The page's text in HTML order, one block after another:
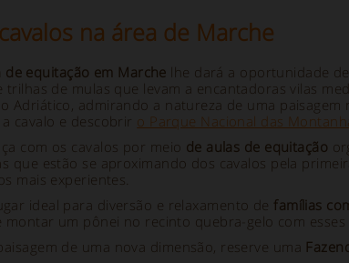
na área de Marche
de equitação em Marche lhe dará a oportunidade
de mulas que levam a encantadoras vilas
Adriático, admirando a natureza de uma
cavalo e descobrir o Parque Nacional das
com os cavalos por meio de aulas de equitação
que estão se aproximando dos cavalos pela
mais experientes.
ideal para diversão e relaxamento de famílias
montar um pônei no recinto quebra-gelo com esses
de uma nova dimensão, reserve uma